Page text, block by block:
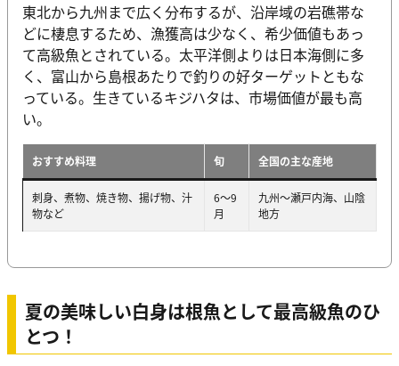
東北から九州まで広く分布するが、沿岸域の岩礁帯な
どに棲息するため、漁獲高は少なく、希少価値もあっ
て高級魚とされている。太平洋側よりは日本海側に多
く、富山から島根あたりで釣りの好ターゲットともな
っている。生きているキジハタは、市場価値が最も高
い。
おすすめ料理 旬 全国の主な産地
刺身、煮物、焼き物、揚げ物、汁
物など
6～9
月
九州～瀬戸内海、山陰
地方
夏の美味しい白身は根魚として最高級魚のひ
とつ！